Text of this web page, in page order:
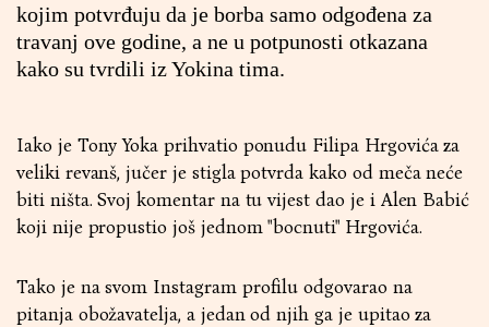
kojim potvrđuju da je borba samo odgođena za
travanj ove godine, a ne u potpunosti otkazana
kako su tvrdili iz Yokina tima.
Iako je Tony Yoka prihvatio ponudu Filipa Hrgovića za
veliki revanš, jučer je stigla potvrda kako od meča neće
biti ništa. Svoj komentar na tu vijest dao je i Alen Babić
koji nije propustio još jednom "bocnuti" Hrgovića.
Tako je na svom Instagram profilu odgovarao na
pitanja obožavatelja, a jedan od njih ga je upitao za